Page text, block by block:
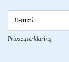
Privacyverklaring